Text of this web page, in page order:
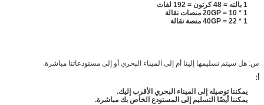
1 بالته = 48 كرتون = 192 لفات
1 * 20GP = 10 منصات نقالة
1 * 40GP = 22 منصة نقالة
س: هل سيتم تسليمها إلينا أم إلى الميناء البحري أو إلى مستودعاتنا مباشرة.
أ:
يمكننا توصيله إلى الميناء البحري الأقرب إليك.
يمكننا أيضًا التسليم إلى المستودع الخاص بك مباشرة.